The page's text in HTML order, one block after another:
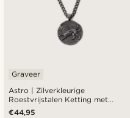
Astro | Zilverkleurige
Roestvrijstalen Ketting met
Sterrenbeeld Leeuw
Graveer
€44,95